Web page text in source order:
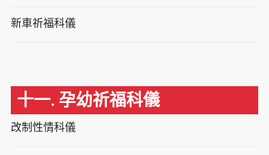
新車祈福科儀
十一. 孕幼祈福科儀
改制性情科儀